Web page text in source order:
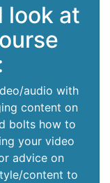
look at
audio with
content on
bolts how to
your video
advice on
content to